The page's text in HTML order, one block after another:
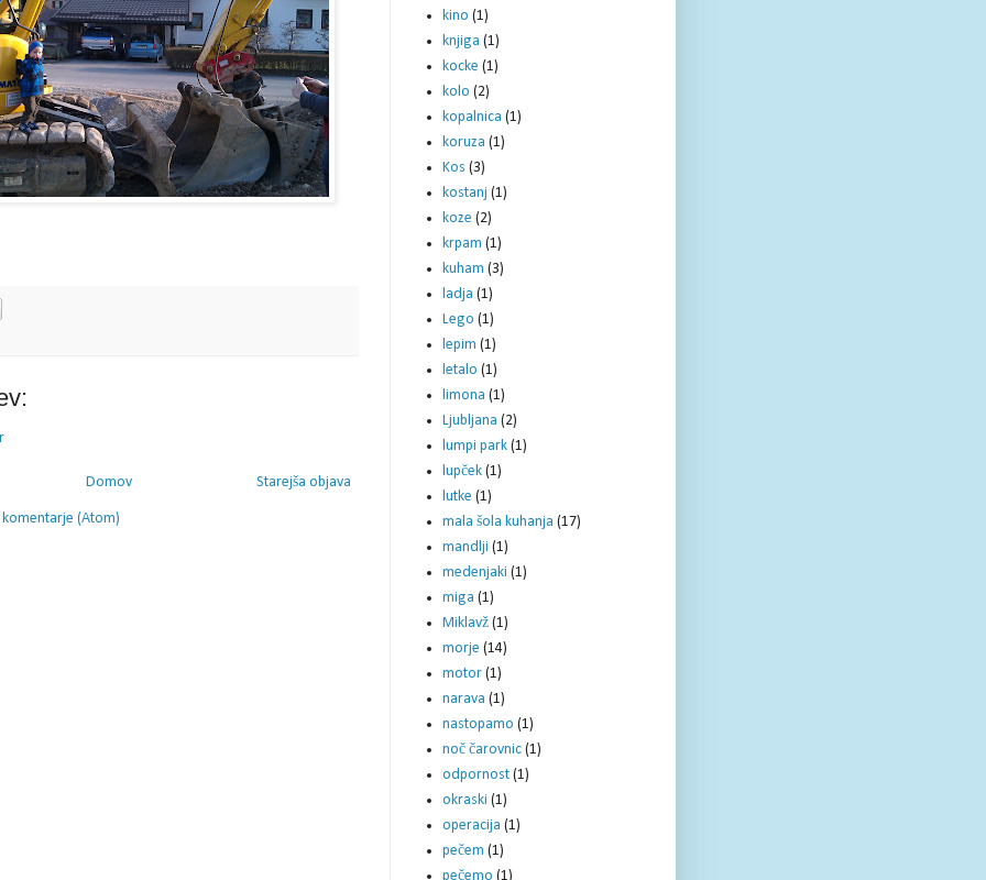
Starejša objava
Domov
(Atom)
kino (1)
knjiga (1)
kocke (1)
kolo (2)
kopalnica (1)
koruza (1)
Kos (3)
kostanj (1)
koze (2)
krpam (1)
kuham (3)
ladja (1)
Lego (1)
lepim (1)
letalo (1)
limona (1)
Ljubljana (2)
lumpi park (1)
lupček (1)
lutke (1)
mala šola kuhanja (17)
mandlji (1)
medenjaki (1)
miga (1)
Miklavž (1)
morje (14)
motor (1)
narava (1)
nastopamo (1)
noč čarovnic (1)
odpornost (1)
okraski (1)
operacija (1)
pečem (1)
pečemo (1)